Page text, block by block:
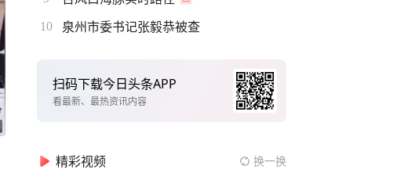
10 泉州市委书记张毅恭被查
扫码下载今日头条APP
看最新、最热资讯内容
精彩视频 换一换